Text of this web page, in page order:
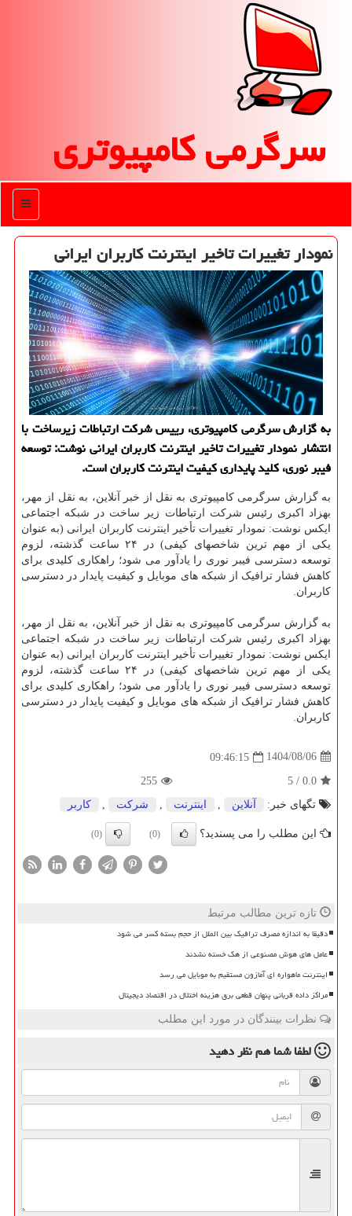
سرگرمی كامپیوتری
منو
نمودار تغییرات تاخیر اینترنت کاربران ایرانی
به گزارش سرگرمی کامپیوتری، رییس شرکت ارتباطات زیرساخت با
انتشار نمودار تغییرات تاخیر اینترنت کاربران ایرانی نوشت: توسعه
فیبر نوری، کلید پایداری کیفیت اینترنت کاربران است.
به گزارش سرگرمی کامپیوتری به نقل از خبر آنلاین، به نقل از مهر،
بهزاد اکبری رئیس شرکت ارتباطات زیر ساخت در شبکه اجتماعی
ایکس نوشت: نمودار تغییرات تأخیر اینترنت کاربران ایرانی (به عنوان
یکی از مهم ترین شاخصهای کیفی) در ۲۴ ساعت گذشته، لزوم
توسعه دسترسی فیبر نوری را یادآور می شود؛ راهکاری کلیدی برای
کاهش فشار ترافیک از شبکه های موبایل و کیفیت پایدار در دسترسی
کاربران.
به گزارش سرگرمی کامپیوتری به نقل از خبر آنلاین، به نقل از مهر،
بهزاد اکبری رئیس شرکت ارتباطات زیر ساخت در شبکه اجتماعی
ایکس نوشت: نمودار تغییرات تأخیر اینترنت کاربران ایرانی (به عنوان
یکی از مهم ترین شاخصهای کیفی) در ۲۴ ساعت گذشته، لزوم
توسعه دسترسی فیبر نوری را یادآور می شود؛ راهکاری کلیدی برای
کاهش فشار ترافیک از شبکه های موبایل و کیفیت پایدار در دسترسی
کاربران.
1404/08/06
09:46:15
0.0
/
5
255
تگهای خبر:
آنلاین اینترنت شركت كاربر
این مطلب را می پسندید؟ (0)
(0)
تازه ترین مطالب مرتبط
دقیقا به اندازه مصرف ترافیک بین الملل از حجم بسته کسر می شود
عامل های هوش مصنوعی از هک خسته نشدند
اینترنت ماهواره ای آمازون مستقیم به موبایل می رسد
مراکز داده قربانی پنهان قطعی برق هزینه اختلال در اقتصاد دیجیتال
نظرات بینندگان در مورد این مطلب
لطفا شما همنظر دهید